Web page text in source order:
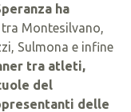
ha
tra Montesilvano,
Sulmona e infine
tra atleti,
del
delle